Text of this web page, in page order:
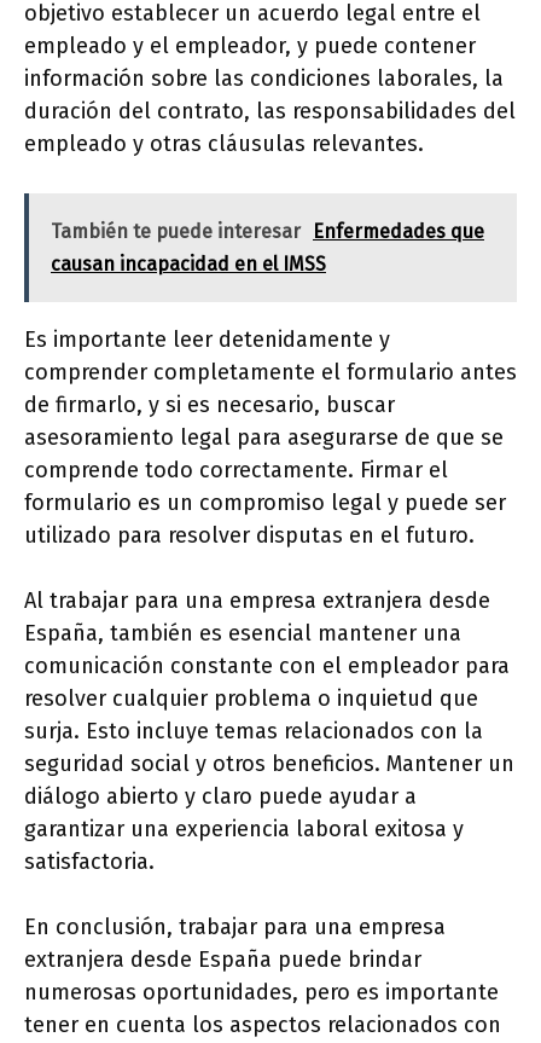
objetivo establecer un acuerdo legal entre el
empleado y el empleador, y puede contener
información sobre las condiciones laborales, la
duración del contrato, las responsabilidades del
empleado y otras cláusulas relevantes.
También te puede interesar
Enfermedades que
causan incapacidad en el IMSS
Es importante leer detenidamente y
comprender completamente el formulario antes
de firmarlo, y si es necesario, buscar
asesoramiento legal para asegurarse de que se
comprende todo correctamente. Firmar el
formulario es un compromiso legal y puede ser
utilizado para resolver disputas en el futuro.
Al trabajar para una empresa extranjera desde
España, también es esencial mantener una
comunicación constante con el empleador para
resolver cualquier problema o inquietud que
surja. Esto incluye temas relacionados con la
seguridad social y otros beneficios. Mantener un
diálogo abierto y claro puede ayudar a
garantizar una experiencia laboral exitosa y
satisfactoria.
En conclusión, trabajar para una empresa
extranjera desde España puede brindar
numerosas oportunidades, pero es importante
tener en cuenta los aspectos relacionados con